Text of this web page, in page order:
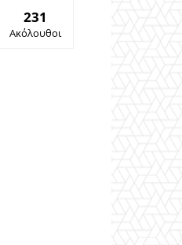
231
Ακόλουθοι